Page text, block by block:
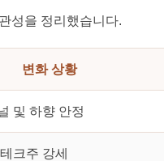
성을 정리했습니다.
변화 상황
및 하향 안정
크주 강세